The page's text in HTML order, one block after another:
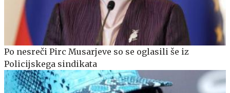
Po nesreči Pirc Musarjeve so se oglasili še iz
Policijskega sindikata